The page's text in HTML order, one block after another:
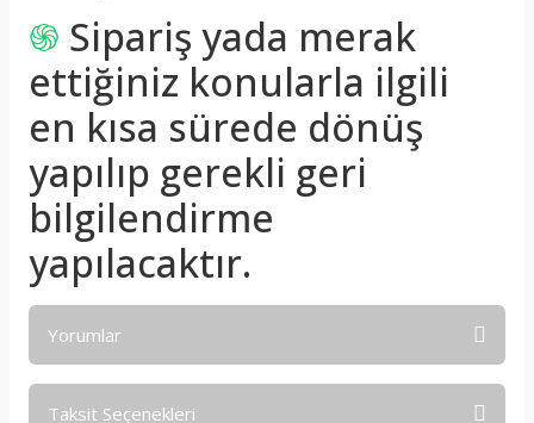
֍ Sipariş yada merak
ettiğiniz konularla ilgili
en kısa sürede dönüş
yapılıp gerekli geri
bilgilendirme
yapılacaktır.
Yorumlar
Taksit Seçenekleri